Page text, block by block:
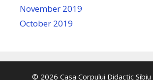
November 2019
October 2019
© 2026 Casa Corpului Didactic Sibiu